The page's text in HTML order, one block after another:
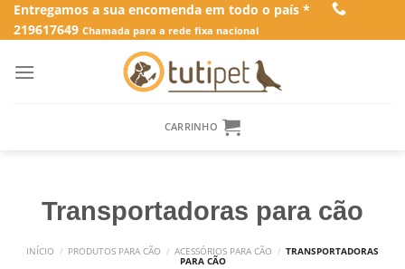
SkipEntregamos a sua encomenda em todo o país *
219617649 Chamada para a rede fixa nacional
CARRINHO
Transportadoras para cão
INÍCIO / PRODUTOS PARA CÃO / ACESSÓRIOS PARA CÃO / TRANSPORTADORAS
PARA CÃO